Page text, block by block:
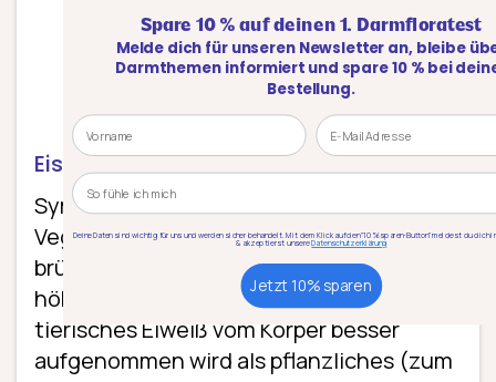
Eisen
Symptome eines Eisen-Mangels bei
Veganern*innen sind zum Beispiel
brüchige Haare und Nägel sowie eine
höhere Infektanfälligkeit. Obwohl
tierisches Eiweiß vom Körper besser
aufgenommen wird als pflanzliches (zum
Spare 10 % auf deinen 1. Darmfloratest
Melde dich für unseren Newsletter an, bleibe über
Darmthemen informiert und spare 10 % bei deiner
Bestellung.
Email
Deine Daten sind wichtig für uns und werden sicher behandelt. Mit dem Klick auf den "10% sparen-Button" meldest du dich im Newsletter an
& akzeptierst unsereDatenschutzerklärung
Jetzt 10% sparen